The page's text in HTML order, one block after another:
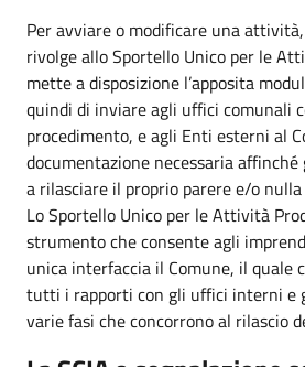
Per avviare o modificare una
rivolge allo Sportello Unico per le
mette a disposizione l’apposita
quindi di inviare agli uffici comunali
procedimento, e agli Enti esterni al
documentazione necessaria
a rilasciare il proprio parere e/o
Lo Sportello Unico per le Attività
strumento che consente agli
unica interfaccia il Comune, il quale
tutti i rapporti con gli uffici interni e
varie fasi che concorrono al rilascio